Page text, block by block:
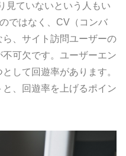
見ていないという人もい
ではなく、CV（コンバ
、サイト訪問ユーザーの
可欠です。ユーザーエン
して回遊率があります。
、回遊率を上げるポイン